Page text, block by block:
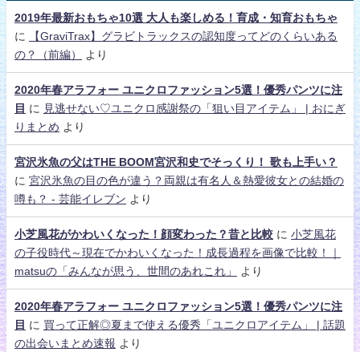
2019年最新おもちゃ10選 大人も楽しめる！育成・知育おもちゃ
に
【GraviTrax】グラビトラックスの認知度ってどのくらいある
の？（前編）
より
2020年春アラフォー ユニクロファッション5選！優秀パンツに注
目 に
見逃せない♡ユニクロ感謝祭の「狙い目アイテム」 | おにぎ
りまとめ より
宮沢氷魚の父はTHE BOOM宮沢和史でそっくり！ 歌も上手い？
に 宮沢氷魚の目の色が違う？両親は有名人＆熱愛彼女との結婚の
噂も？ - 芸能イレブン より
小芝風花がかわいくなった！顔変わった？昔と比較 に 小芝風花
の子役時代～現在でかわいくなった！成長過程を画像で比較！｜
matsuの「みんなが思う、世間のあれこれ」
より
2020年春アラフォー ユニクロファッション5選！優秀パンツに注
目 に 買って正解◎夏まで使える優秀「ユニクロアイテム」 | 話題
の出会いまとめ速報 より